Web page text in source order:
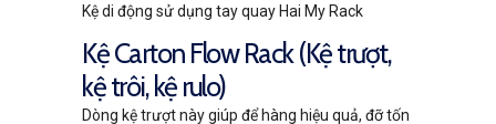
Kệ di động sử dụng tay quay Hai My Rack
Kệ Carton Flow Rack (Kệ trượt,
kệ trôi, kệ rulo)
Dòng kệ trượt này giúp để hàng hiệu quả, đỡ tốn